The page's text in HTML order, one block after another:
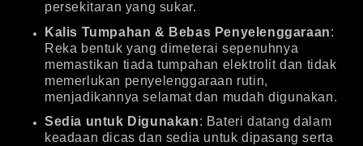
persekitaran yang sukar.
Kalis Tumpahan & Bebas Penyelenggaraan:
Reka bentuk yang dimeterai sepenuhnya
memastikan tiada tumpahan elektrolit dan tidak
memerlukan penyelenggaraan rutin,
menjadikannya selamat dan mudah digunakan.
Sedia untuk Digunakan: Bateri datang dalam
keadaan dicas dan sedia untuk dipasang serta